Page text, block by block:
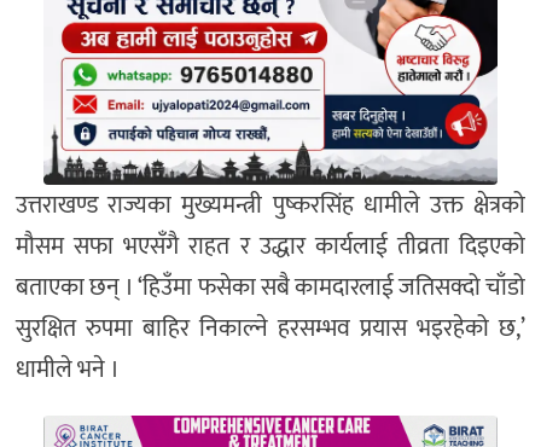
उत्तराखण्ड राज्यका मुख्यमन्त्री पुष्करसिंह धामीले उक्त क्षेत्रको
मौसम सफा भएसँगै राहत र उद्धार कार्यलाई तीव्रता दिइएको
बताएका छन् । ‘हिउँमा फसेका सबै कामदारलाई जतिसक्दो चाँडो
सुरक्षित रुपमा बाहिर निकाल्ने हरसम्भव प्रयास भइरहेको छ,’
धामीले भने ।